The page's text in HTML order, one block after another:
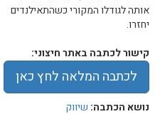
אותה לגודלו המקורי כשהתאילנדים
יחזרו.
קישור לכתבה באתר חיצוני:
לכתבה המלאה לחץ כאן
נושא הכתבה: שיווק